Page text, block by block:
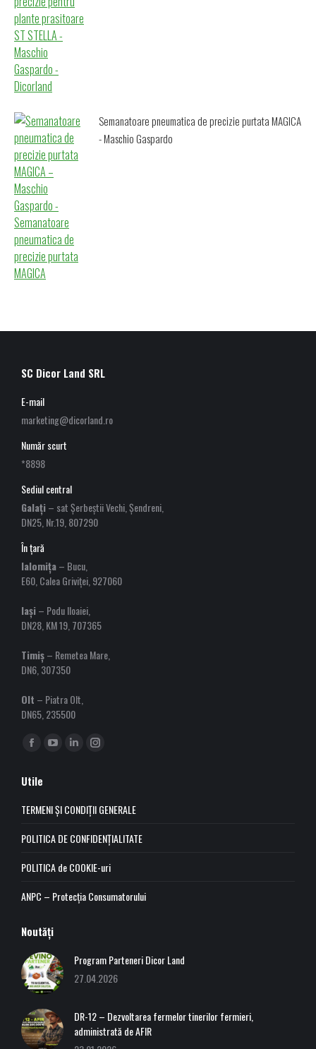
Semanatoare pneumatica de precizie purtata MAGICA
- Maschio Gaspardo
SC Dicor Land SRL
E-mail
marketing@dicorland.ro
Număr scurt
*8898
Sediul central
Galați– sat Șerbeștii Vechi, Șendreni,
DN25, Nr.19, 807290
În țară
Ialomița– Bucu,
E60, Calea Griviței, 927060
Iași– Podu Iloaiei,
DN28, KM 19, 707365
Timiș– Remetea Mare,
DN6, 307350
Olt – Piatra Olt,
DN65, 235500
Find us on:
Facebook
opens
in
window
YouTube
in
window
Linkedin
in
window
Instagram
in
window
Utile
TERMENI ȘI CONDIȚII GENERALE
POLITICA DE CONFIDENȚIALITATE
POLITICA de COOKIE-uri
ANPC – Protecția Consumatorului
Noutăți
Program Parteneri Dicor Land
27.04.2026
DR-12 – Dezvoltarea fermelor tinerilor fermieri,
administrată de AFIR